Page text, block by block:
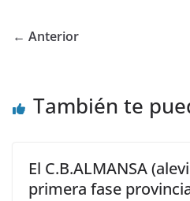
← Anterior
También te
El C.B.ALMANSA
primera fase